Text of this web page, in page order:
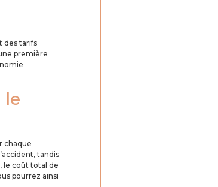
des tarifs
première
le
chaque
tandis
le coût total de
pourrez ainsi